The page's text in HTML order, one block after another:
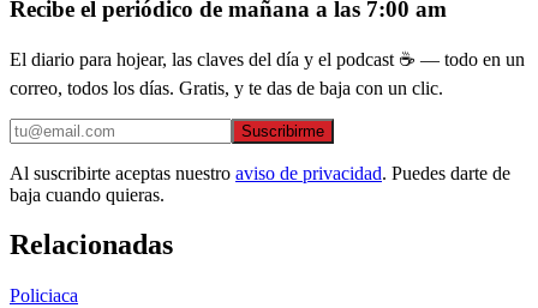
Recibe el periódico de mañana a las 7:00 am
El diario para hojear, las claves del día y el podcast ☕ — todo en un
correo, todos los días. Gratis, y te das de baja con un clic.
Suscribirme
Al suscribirte aceptas nuestro aviso de privacidad. Puedes darte de
baja cuando quieras.
Relacionadas
Policiaca